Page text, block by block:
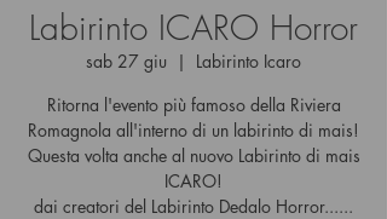
Labirinto ICARO Horror
sab 27 giu
  |
Labirinto Icaro
Ritorna l'evento più famoso della Riviera
Romagnola all'interno di un labirinto di mais!
Questa volta anche al nuovo Labirinto di mais
ICARO!
dai creatori del Labirinto Dedalo Horror......